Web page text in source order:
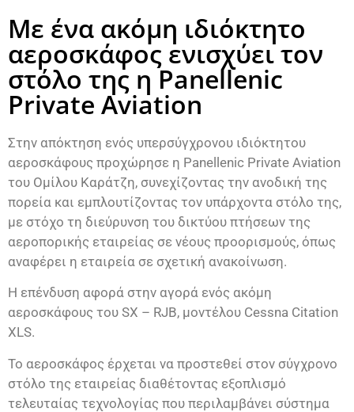
Με ένα ακόμη ιδιόκτητο
αεροσκάφος ενισχύει τον
στόλο της η Panellenic
Private Aviation
Στην απόκτηση ενός υπερσύγχρονου ιδιόκτητου
αεροσκάφους προχώρησε η Panellenic Private Aviation
του Ομίλου Καράτζη, συνεχίζοντας την ανοδική της
πορεία και εμπλουτίζοντας τον υπάρχοντα στόλο της,
με στόχο τη διεύρυνση του δικτύου πτήσεων της
αεροπορικής εταιρείας σε νέους προορισμούς, όπως
αναφέρει η εταιρεία σε σχετική ανακοίνωση.
Η επένδυση αφορά στην αγορά ενός ακόμη
αεροσκάφους του SX – RJB, μοντέλου Cessna Citation
XLS.
Το αεροσκάφος έρχεται να προστεθεί στον σύγχρονο
στόλο της εταιρείας διαθέτοντας εξοπλισμό
τελευταίας τεχνολoγίας που περιλαμβάνει σύστημα